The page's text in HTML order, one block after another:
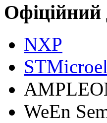
NXP
WeEn